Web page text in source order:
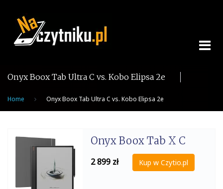
content
Onyx Boox Tab Ultra C vs. Kobo Elipsa 2e
Home Onyx Boox Tab Ultra C vs. Kobo Elipsa 2e
Onyx Boox Tab X C
2 899 zł Kup w Czytio.pl